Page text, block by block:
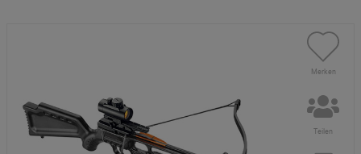
Merken
Teilen